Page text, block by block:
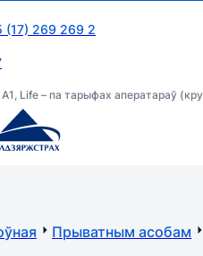
(17) 269 269 2
Life – па тарыфах аператараў
Прыватным асобам